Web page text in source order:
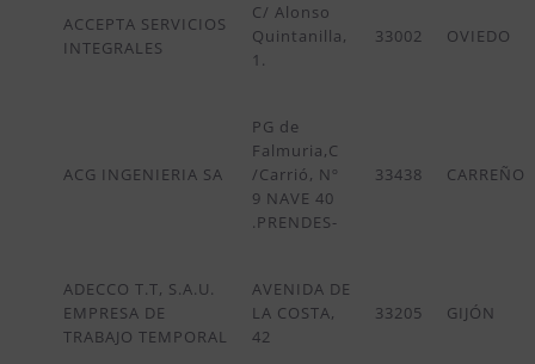
ACCEPTA SERVICIOS
INTEGRALES
C/ Alonso
Quintanilla,
1.
33002 OVIEDO
ACG INGENIERIA SA
PG de
Falmuria,C
/Carrió, Nº
9 NAVE 40
.PRENDES-
33438 CARREÑO
ADECCO T.T, S.A.U.
EMPRESA DE
TRABAJO TEMPORAL
AVENIDA DE
LA COSTA,
42
33205 GIJÓN